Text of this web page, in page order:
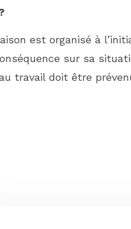
est organisé à
sur sa
travail doit être